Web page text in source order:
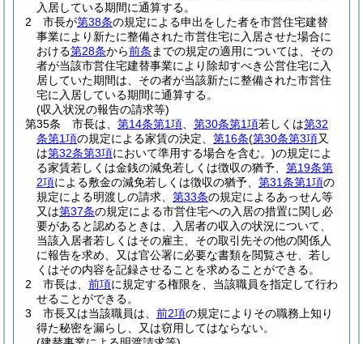
入居している期間に通算する。
2
市長が第38条の規定による申出をした者を市営住宅建替
事業により新たに整備された市営住宅に入居させた場合に
おける第28条から前条 までの規定の適用については、その
者が当該市営住宅建替事業により除却すべき公営住宅に入
居していた期間は、その者が当該新たに整備された市営住
宅に入居している期間に通算する。
(収入状況の報告の請求等)
第35条
市長は、 第14条第1項 第30条第1項若しくは第32
条第1項の規定による家賃の決定、 第16条(第30条第3項又
は第32条第3項において準用する場合を含む。)の規定によ
る家賃若しくは金銭の減免若しくは徴収の猶予、 第19条第
2項による敷金の減免若しくは徴収の猶予、 第31条第1項の
規定による明渡しの請求、 第33条の規定によるあっせん等
又は第37条の規定による市営住宅への入居の措置に関し必
要があると認めるときは、入居者の収入の状況について、
当該入居者若しくはその雇主、その取引先その他の関係人
に報告を求め、又は官公署に必要な書類を閲覧させ、若し
くはその内容を記録させることを求めることができる。
2
市長は、 前項に規定する権限を、当該職員を指定して行わ
せることができる。
3
市長又は当該職員は、 前2項の規定によりその職務上知り
得た秘密を漏らし、又は窃用してはならない。